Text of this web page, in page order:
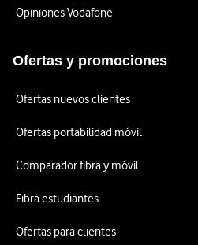
Opiniones Vodafone
Ofertas y promociones
Ofertas nuevos clientes
Ofertas portabilidad móvil
Comparador fibra y móvil
Fibra estudiantes
Ofertas para clientes